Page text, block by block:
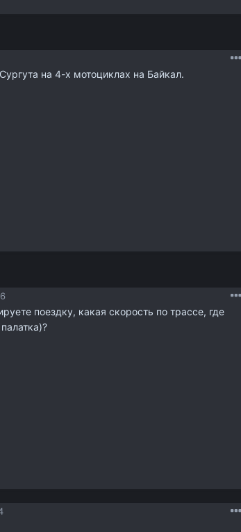
на 4-х мотоциклах на Байкал.
поездку, какая скорость по трассе, где